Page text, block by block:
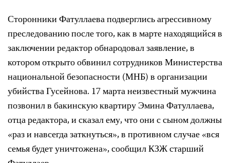
Сторонники Фатуллаева подверглись агрессивному
преследованию после того, как в марте находящийся в
заключении редактор обнародовал заявление, в
котором открыто обвинил сотрудников Министерства
национальной безопасности (МНБ) в организации
убийства Гусейнова. 17 марта неизвестный мужчина
позвонил в бакинскую квартиру Эмина Фатуллаева,
отца редактора, и сказал ему, что они с сыном должны
«раз и навсегда заткнуться», в противном случае «вся
семья будет уничтожена», сообщил КЗЖ старший